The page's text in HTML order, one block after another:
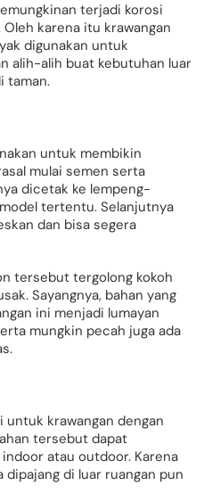
terjadi korosi
karena itu krawangan
digunakan untuk
alih-alih buat kebutuhan luar
taman.
untuk membikin
mulai semen serta
dicetak ke lempeng-
tertentu. Selanjutnya
dan bisa segera
tersebut tergolong kokoh
Sayangnya, bahan yang
ini menjadi lumayan
mungkin pecah juga ada
untuk krawangan dengan
tersebut dapat
atau outdoor. Karena
di luar ruangan pun